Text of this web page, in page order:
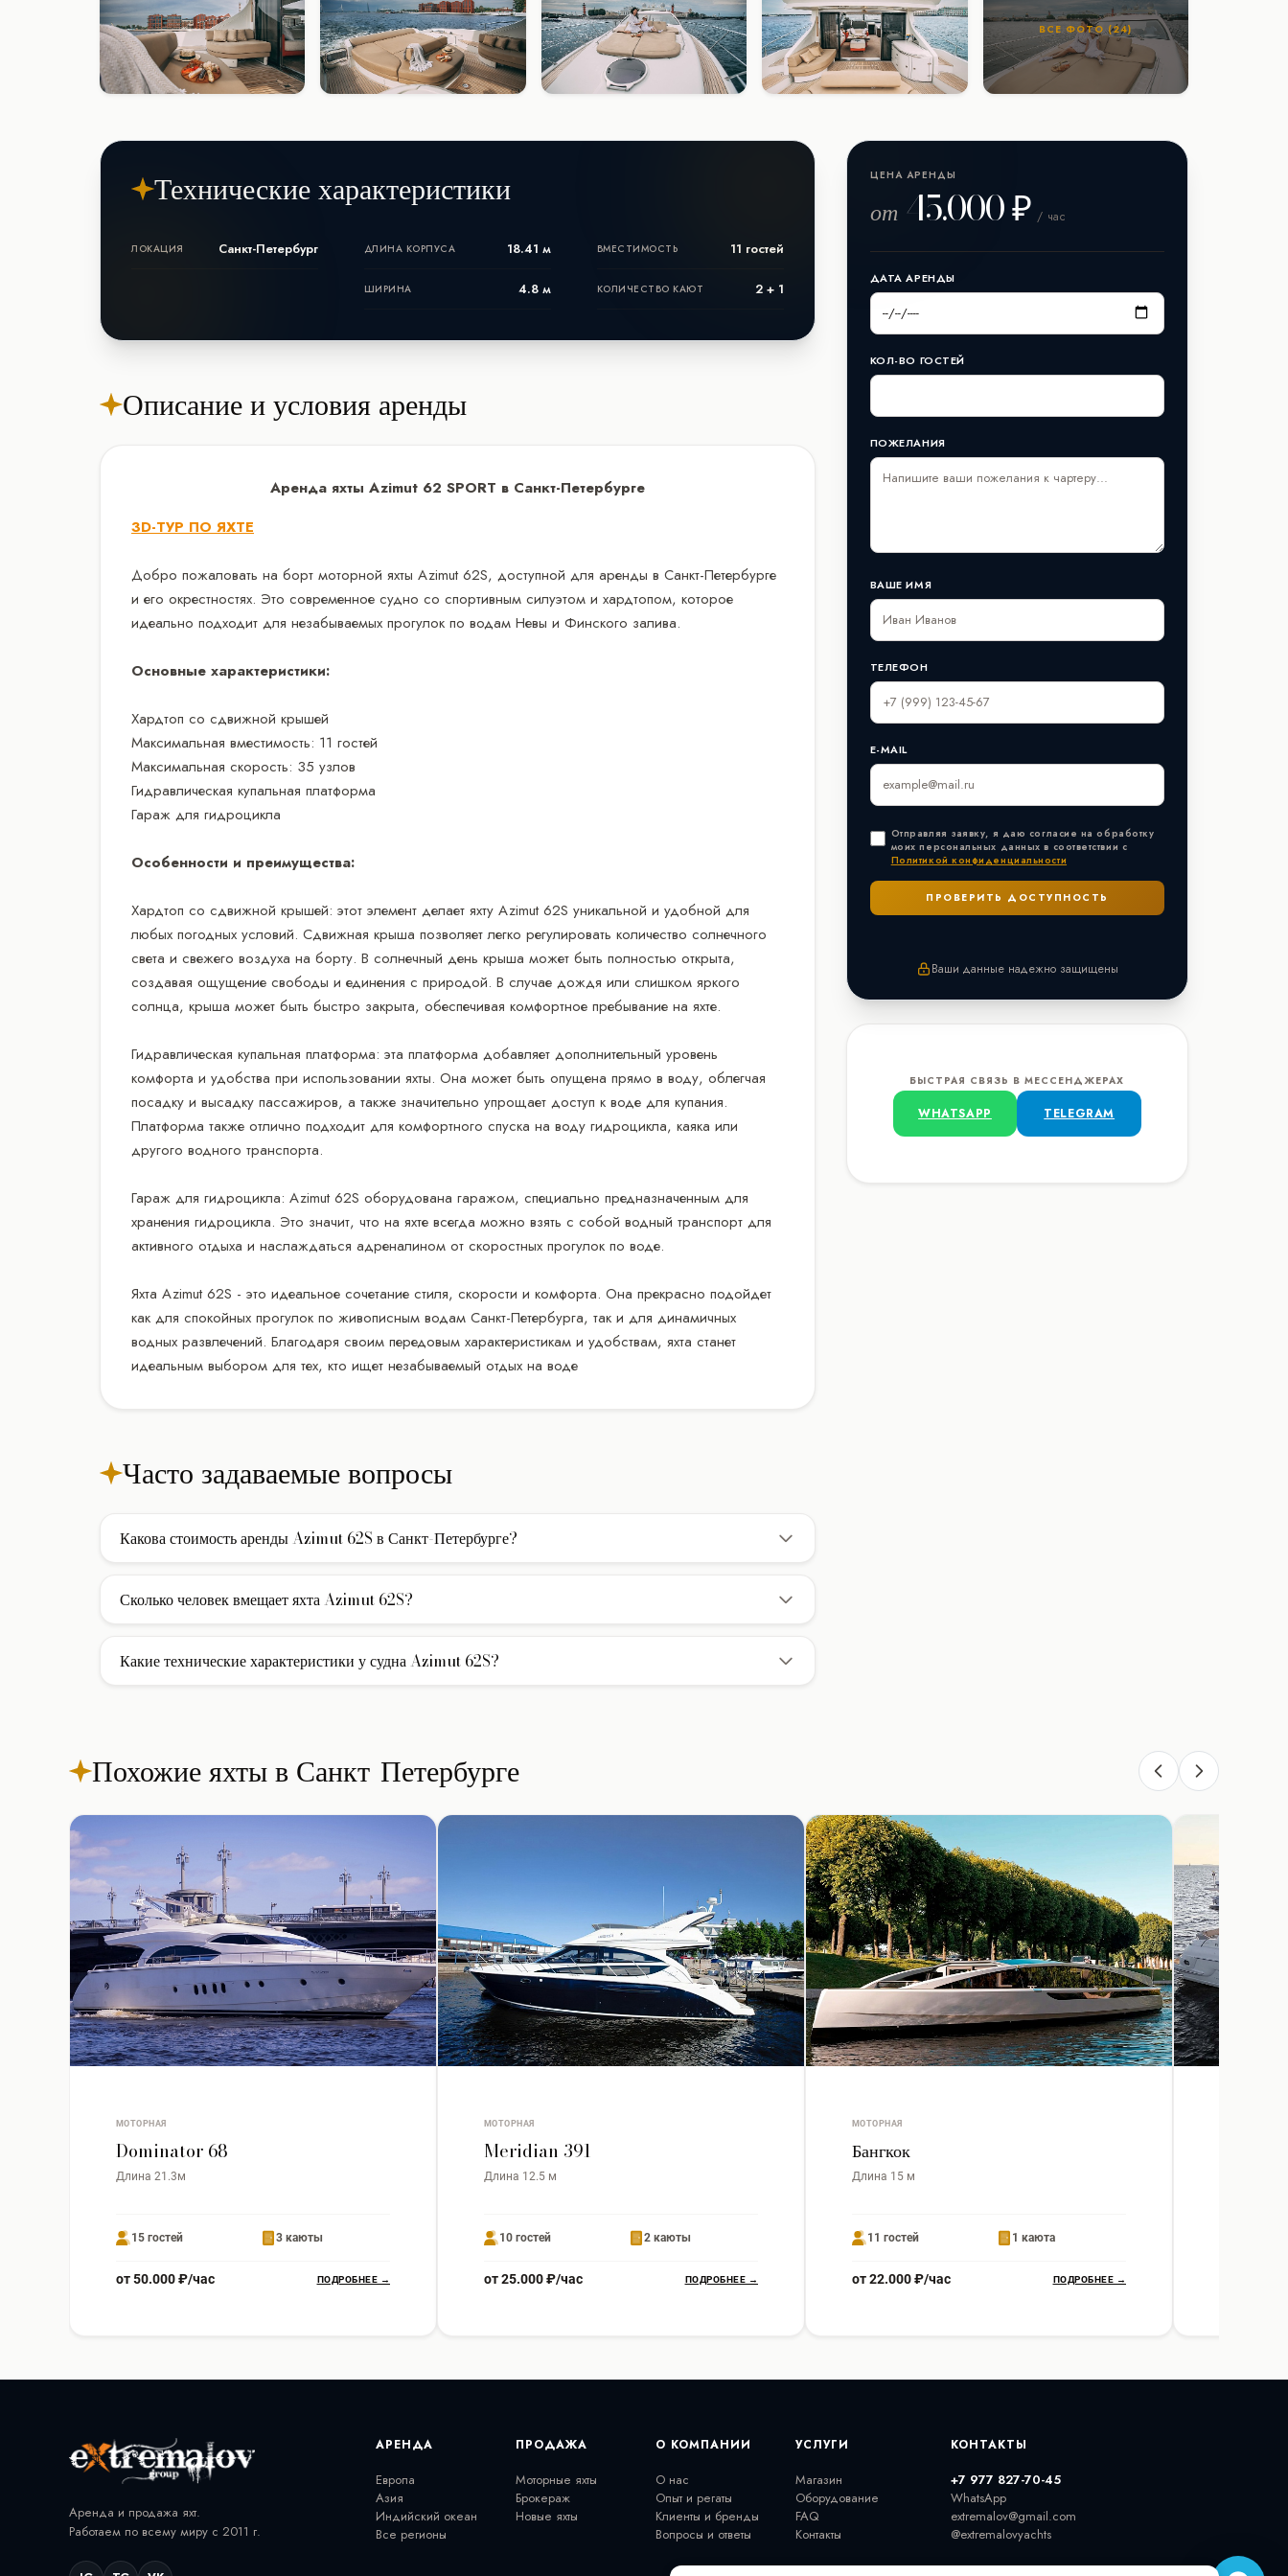
ВСЕ ФОТО (24)
Технические характеристики
ЛОКАЦИЯ Санкт-Петербург ДЛИНА КОРПУСА 18.41 м
ШИРИНА 4.8 м
ВМЕСТИМОСТЬ 11 гостей
КОЛИЧЕСТВО КАЮТ 2 + 1
Описание и условия аренды
Аренда яхты Azimut 62 SPORT в Санкт-Петербурге
3D-ТУР ПО ЯХТЕ
Добро пожаловать на борт моторной яхты Azimut 62S, доступной для аренды в Санкт-Петербурге
и его окрестностях. Это современное судно со спортивным силуэтом и хардтопом, которое
идеально подходит для незабываемых прогулок по водам Невы и Финского залива.
Основные характеристики:
Хардтоп со сдвижной крышей
Максимальная вместимость: 11 гостей
Максимальная скорость: 35 узлов
Гидравлическая купальная платформа
Гараж для гидроцикла
Особенности и преимущества:
Хардтоп со сдвижной крышей: этот элемент делает яхту Azimut 62S уникальной и удобной для
любых погодных условий. Сдвижная крыша позволяет легко регулировать количество солнечного
света и свежего воздуха на борту. В солнечный день крыша может быть полностью открыта,
создавая ощущение свободы и единения с природой. В случае дождя или слишком яркого
солнца, крыша может быть быстро закрыта, обеспечивая комфортное пребывание на яхте.
Гидравлическая купальная платформа: эта платформа добавляет дополнительный уровень
комфорта и удобства при использовании яхты. Она может быть опущена прямо в воду, облегчая
посадку и высадку пассажиров, а также значительно упрощает доступ к воде для купания.
Платформа также отлично подходит для комфортного спуска на воду гидроцикла, каяка или
другого водного транспорта.
Гараж для гидроцикла: Azimut 62S оборудована гаражом, специально предназначенным для
хранения гидроцикла. Это значит, что на яхте всегда можно взять с собой водный транспорт для
активного отдыха и наслаждаться адреналином от скоростных прогулок по воде.
Яхта Azimut 62S - это идеальное сочетание стиля, скорости и комфорта. Она прекрасно подойдет
как для спокойных прогулок по живописным водам Санкт-Петербурга, так и для динамичных
водных развлечений. Благодаря своим передовым характеристикам и удобствам, яхта станет
идеальным выбором для тех, кто ищет незабываемый отдых на воде
Часто задаваемые вопросы
Какова стоимость аренды Azimut 62S в Санкт-Петербурге?
обычно включены услуги экипажа, страховка и стоянка в базовом порту. Дополнительно оплачивается НДС и
фактически израсходованное топливо.
Сколько человек вмещает яхта Azimut 62S?
ночевкой на борту доступно 21 каюта для комфортного размещения гостей.
Какие технические характеристики у судна Azimut 62S?
ЦЕНА АРЕНДЫ
от 45.000 ₽ / час
ДАТА АРЕНДЫ
КОЛ-ВО ГОСТЕЙ
ПОЖЕЛАНИЯ
ВАШЕ ИМЯ
ТЕЛЕФОН
E-MAIL
Отправляя заявку, я даю согласие на обработку
моих персональных данных в соответствии с
Политикой конфиденциальности
Ваши данные надежно защищены
БЫСТРАЯ СВЯЗЬ В МЕССЕНДЖЕРАХ
WHATSAPP TELEGRAM
Похожие яхты в Санкт-Петербурге
МОТОРНАЯ
Dominator 68
Длина 21.3м
15 гостей 3 каюты
от 50.000 ₽/час ПОДРОБНЕЕ →
МОТОРНАЯ
Meridian 391
Длина 12.5 м
10 гостей 2 каюты
от 25.000 ₽/час ПОДРОБНЕЕ →
МОТОРНАЯ
Бангкок
Длина 15 м
11 гостей 1 каюта
от 22.000 ₽/час ПОДРОБНЕЕ →
Аренда и продажа яхт.
Работаем по всему миру с 2011 г.
АРЕНДА
Европа
Азия
Индийский океан
Все регионы
ПРОДАЖА
Моторные яхты
Брокераж
Новые яхты
О КОМПАНИИ
О нас
Опыт и регаты
Клиенты и бренды
Вопросы и ответы
УСЛУГИ
Магазин
Оборудование
FAQ
Контакты
КОНТАКТЫ
+7 977 827-70-45
WhatsApp
extremalov@gmail.com
@extremalovyachts